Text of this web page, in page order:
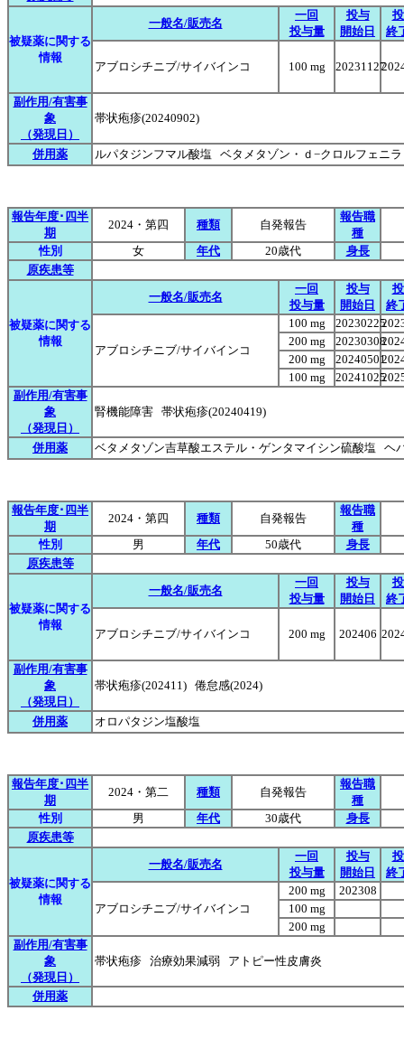
被疑薬に関する
情報
一般名/販売名
一回
投与量
投与
開始日
終
アブロシチニブ/サイバインコ 100 mg 20231127
副作用/有害事
象
（発現日）
帯状疱疹(20240902)
併用薬 ルパタジンフマル酸塩 ベタメタゾン・ｄ−クロルフェニ
報告年度･四半
期
2024・第四 種類 自発報告
報告職
種
性別
女 年代 20歳代
身長
原疾患等
被疑薬に関する
情報
一般名/販売名
一回
投与量
投与
開始日
終
アブロシチニブ/サイバインコ
100 mg 20230225
200 mg
20230308
200 mg
20240501
100 mg
20241025
副作用/有害事
象
（発現日）
腎機能障害 帯状疱疹(20240419)
併用薬 ベタメタゾン吉草酸エステル・ゲンタマイシン硫酸塩
報告年度･四半
期
2024・第四 種類 自発報告
報告職
種
性別
男 年代 50歳代
身長
原疾患等
被疑薬に関する
情報
一般名/販売名
一回
投与量
投与
開始日
終
アブロシチニブ/サイバインコ 200 mg 202406
副作用/有害事
象
（発現日）
帯状疱疹(202411) 倦怠感(2024)
併用薬 オロパタジン塩酸塩
報告年度･四半
期
2024・第二 種類 自発報告
報告職
種
性別
男 年代 30歳代
身長
原疾患等
被疑薬に関する
情報
一般名/販売名
一回
投与量
投与
開始日
終
アブロシチニブ/サイバインコ
200 mg
202308
100 mg
200 mg
副作用/有害事
象
（発現日）
帯状疱疹 治療効果減弱 アトピー性皮膚炎
併用薬